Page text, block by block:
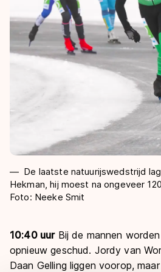
De laatste natuurijswedstrijd
Hekman, hij moest na ongeveer
Foto: Neeke Smit
10:40 uurBij de mannen
opnieuw geschud. Jordy van
Daan Gelling liggen voorop,